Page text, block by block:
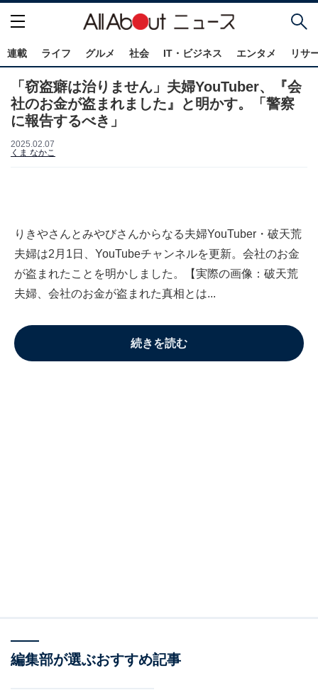
連載 ライフ グルメ 社会 IT・ビジネス エンタメ リサ
「窃盗癖は治りません」夫婦YouTuber、『会
社のお金が盗まれました』と明かす。「警察
に報告するべき」
2025.02.07
くま なかこ
りきやさんとみやびさんからなる夫婦YouTuber・破天荒
夫婦は2月1日、YouTubeチャンネルを更新。会社のお金
が盗まれたことを明かしました。【実際の画像：破天荒
夫婦、会社のお金が盗まれた真相とは...
続きを読む
編集部が選ぶおすすめ記事